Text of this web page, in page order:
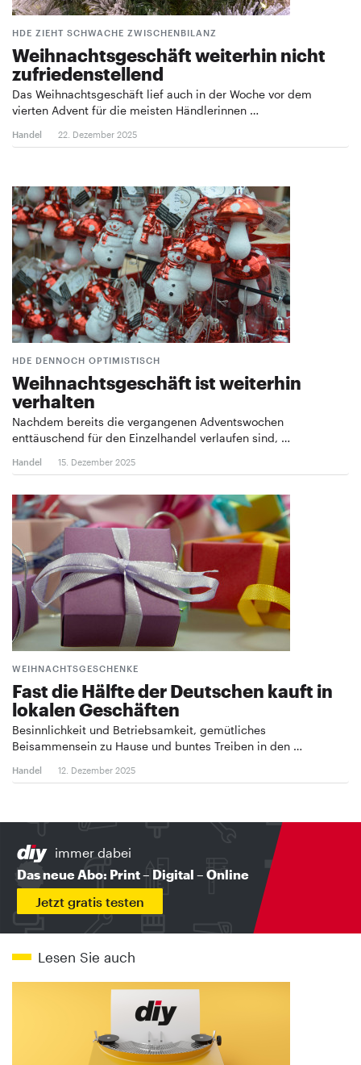
HDE ZIEHT SCHWACHE ZWISCHENBILANZ
Weihnachtsgeschäft weiterhin nicht
zufriedenstellend
Das Weihnachtsgeschäft lief auch in der Woche vor dem
vierten Advent für die meisten Händlerinnen …
Handel 22. Dezember 2025
HDE DENNOCH OPTIMISTISCH
Weihnachtsgeschäft ist weiterhin
verhalten
Nachdem bereits die vergangenen Adventswochen
enttäuschend für den Einzelhandel verlaufen sind, …
Handel 15. Dezember 2025
WEIHNACHTSGESCHENKE
Fast die Hälfte der Deutschen kauft in
lokalen Geschäften
Besinnlichkeit und Betriebsamkeit, gemütliches
Beisammensein zu Hause und buntes Treiben in den …
Handel 12. Dezember 2025
immer dabei
Das neue Abo: Print – Digital – Online
Jetzt gratis testen
Lesen Sie auch